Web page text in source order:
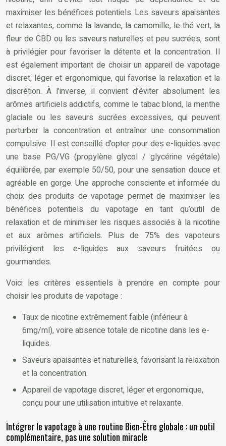
maximiser les bénéfices potentiels. Les saveurs apaisantes
et relaxantes, comme la lavande, la camomille, le thé vert, la
fleur de CBD ou les saveurs naturelles et peu sucrées, sont
à privilégier pour favoriser la détente et la concentration. Il
est également important de choisir un appareil de vapotage
discret, léger et ergonomique, qui favorise la relaxation et la
discrétion. À l’inverse, il convient d’éviter absolument les
arômes artificiels addictifs, comme le tabac blond, la menthe
glaciale ou les saveurs sucrées excessives, qui peuvent
perturber la concentration et entraîner une consommation
compulsive. Il est conseillé d’opter pour des e-liquides avec
une base PG/VG (propylène glycol / glycérine végétale)
équilibrée, par exemple 50/50, pour une sensation douce et
agréable en gorge. Une approche consciente et informée du
choix des produits de vapotage permet de maximiser les
bénéfices potentiels du vapotage en tant qu’outil de
relaxation et de minimiser les risques associés à la nicotine
et aux arômes artificiels. Plus de 75% des vapoteurs
privilégient les e-liquides aux saveurs fruitées ou
gourmandes.
Voici les critères essentiels à prendre en compte pour
choisir les produits de vapotage :
Taux de nicotine extrêmement faible (inférieur à
6mg/ml), voire absence totale de nicotine dans les e-
liquides.
Saveurs apaisantes et naturelles, favorisant la relaxation
et la concentration.
Appareil de vapotage discret, léger et ergonomique,
conçu pour une utilisation intuitive et relaxante.
Intégrer le vapotage à une routine Bien-Être globale : un outil
complémentaire, pas une solution miracle